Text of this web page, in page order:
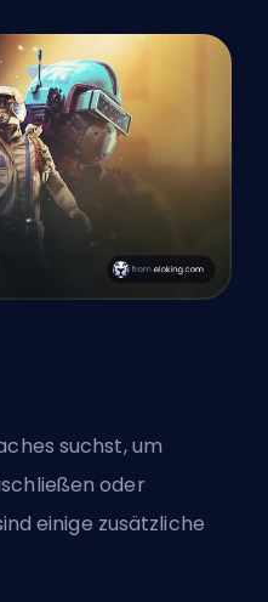
suchst, um
oder
einige zusätzliche